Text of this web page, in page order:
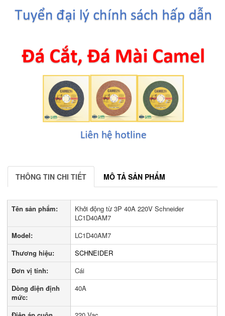
THÔNG TIN CHI TIẾT MÔ TẢ SẢN PHẨM
Tên sản phẩm:
Khởi động từ 3P 40A 220V Schneider
LC1D40AM7
Model:
LC1D40AM7
Thương hiệu:
SCHNEIDER
Đơn vị tính:
Cái
Dòng điện định
mức:
40A